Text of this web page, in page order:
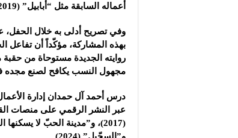
أعماله السابقة مثل “أبابيل” (2019) و”أرسس” (2023)
وفي تصريح أدلى به خلال الحفل،
بهذه المشاركة، مؤكّداً أن تفاعل
روايته الجديدة مستوحاة من
مجهول النسب يكافح لصنع مجده
درس أحمد آل حمدان إدارة
عبر النشر الرقمي على منصات